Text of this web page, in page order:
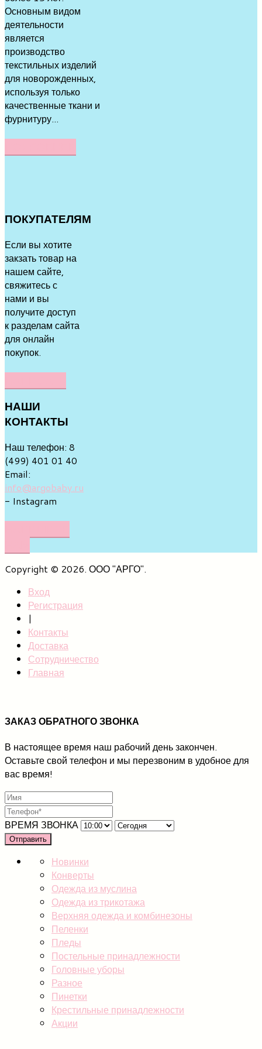
Основным видом
деятельности
является
производство
текстильных изделий
для новорожденных,
используя только
качественные ткани и
фурнитуру...
ПОКУПАТЕЛЯМ
Если вы хотите
закзать товар на
нашем сайте,
свяжитесь с
нами и вы
получите доступ
к разделам сайта
для онлайн
покупок.
НАШИ
КОНТАКТЫ
Наш телефон: 8
(499) 401 01 40
Email:
info@argobaby.ru
- Instagram
Copyright © 2026. ООО "АРГО".
Вход
Регистрация
|
Контакты
Доставка
Сотрудничество
Главная
ЗАКАЗ ОБРАТНОГО ЗВОНКА
В настоящее время наш рабочий день закончен.
Оставьте свой телефон и мы перезвоним в удобное для
вас время!
ВРЕМЯ ЗВОНКА
Отправить
Новинки
Конверты
Одежда из муслина
Одежда из трикотажа
Верхняя одежда и комбинезоны
Пеленки
Пледы
Постельные принадлежности
Головные уборы
Разное
Пинетки
Крестильные принадлежности
Акции